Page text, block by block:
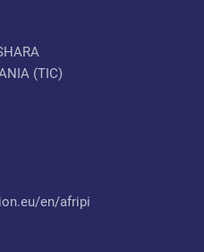
(TIC)
en/afripi